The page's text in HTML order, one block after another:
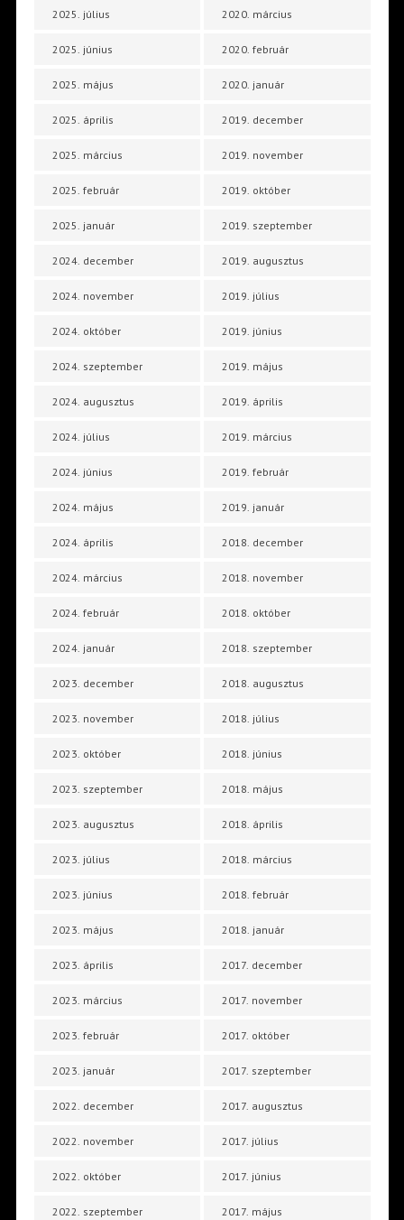
2025. július
2025. június
2025. május
2025. április
2025. március
2025. február
2025. január
2024. december
2024. november
2024. október
2024. szeptember
2024. augusztus
2024. július
2024. június
2024. május
2024. április
2024. március
2024. február
2024. január
2023. december
2023. november
2023. október
2023. szeptember
2023. augusztus
2023. július
2023. június
2023. május
2023. április
2023. március
2023. február
2023. január
2022. december
2022. november
2022. október
2022. szeptember
2020. március
2020. február
2020. január
2019. december
2019. november
2019. október
2019. szeptember
2019. augusztus
2019. július
2019. június
2019. május
2019. április
2019. március
2019. február
2019. január
2018. december
2018. november
2018. október
2018. szeptember
2018. augusztus
2018. július
2018. június
2018. május
2018. április
2018. március
2018. február
2018. január
2017. december
2017. november
2017. október
2017. szeptember
2017. augusztus
2017. július
2017. június
2017. május